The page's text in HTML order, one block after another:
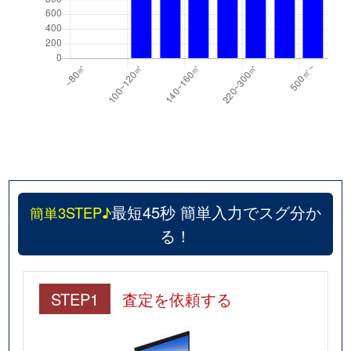
簡単3STEP♪最短45秒 簡単入力でスグ分か
る！
STEP1 査定を依頼する